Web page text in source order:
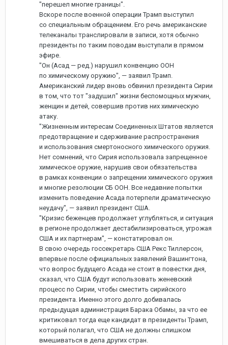
"перешел многие границы".
Вскоре после военной операции Трамп выступил
со специальным обращением. Его речь американские
телеканалы транслировали в записи, хотя обычно
президенты по таким поводам выступали в прямом
эфире.
"Он (Асад — ред.) нарушил конвенцию ООН
по химическому оружию", — заявил Трамп.
Американский лидер вновь обвинил президента Сирии
в том, что тот "задушил" жизни беспомощных мужчин,
женщин и детей, совершив против них химическую
атаку.
"Жизненным интересам Соединенных Штатов является
предотвращение и сдерживание распространения
и использования смертоносного химического оружия.
Нет сомнений, что Сирия использовала запрещенное
химическое оружие, нарушив свои обязательства
в рамках конвенции о запрещении химического оружия
и многие резолюции СБ ООН. Все недавние попытки
изменить поведение Асада потерпели драматическую
неудачу", — заявил президент США.
"Кризис беженцев продолжает углубляться, и ситуация
в регионе продолжает дестабилизироваться, угрожая
США и их партнерам", — констатировал он.
В свою очередь госсекретарь США Рекс Тиллерсон,
впервые после официальных заявлений Вашингтона,
что вопрос будущего Асада не стоит в повестки дня,
сказал, что США будут использовать женевский
процесс по Сирии, чтобы сместить сирийского
президента. Именно этого долго добивалась
предыдущая администрация Барака Обамы, за что ее
критиковал тогда еще кандидат в президенты Трамп,
который полагал, что США не должны слишком
вмешиваться в дела других стран.